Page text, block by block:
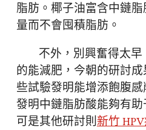
脂肪。椰子油富含中鏈
量而不會囤積脂肪。
不外，別興奮得太
的能減肥，今朝的研討
些試驗發明能增添飽腹
發明中鏈脂肪酸能夠有助
可是其他研討則新竹